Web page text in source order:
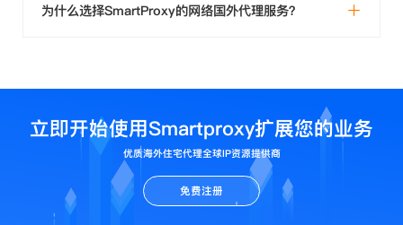
为什么选择SmartProxy的网络国外代理服务？
立即开始使用Smartproxy扩展您的业务
优质海外住宅代理全球IP资源提供商
免费注册